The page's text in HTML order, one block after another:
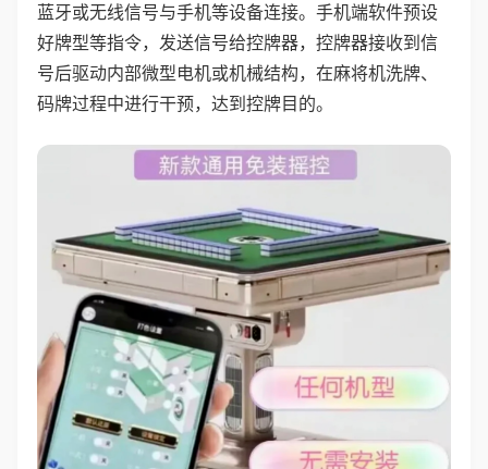
蓝牙或无线信号与手机等设备连接。手机端软件预设
好牌型等指令，发送信号给控牌器，控牌器接收到信
号后驱动内部微型电机或机械结构，在麻将机洗牌、
码牌过程中进行干预，达到控牌目的。